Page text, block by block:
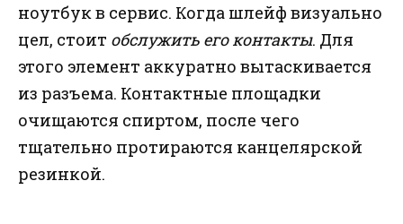
ноутбук в сервис. Когда шлейф визуально
цел, стоит обслужить его контакты. Для
этого элемент аккуратно вытаскивается
из разъема. Контактные площадки
очищаются спиртом, после чего
тщательно протираются канцелярской
резинкой.